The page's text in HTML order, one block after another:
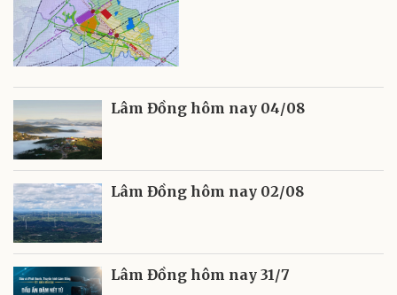
Lâm Đồng hôm nay 04/08
Lâm Đồng hôm nay 02/08
Lâm Đồng hôm nay 31/7